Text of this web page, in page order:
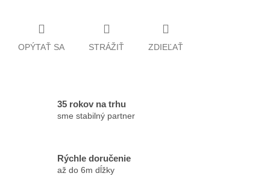
OPÝTAŤ SA STRÁŽIŤ ZDIEĽAŤ
35 rokov na trhu
sme stabilný partner
Rýchle doručenie
až do 6m dĺžky